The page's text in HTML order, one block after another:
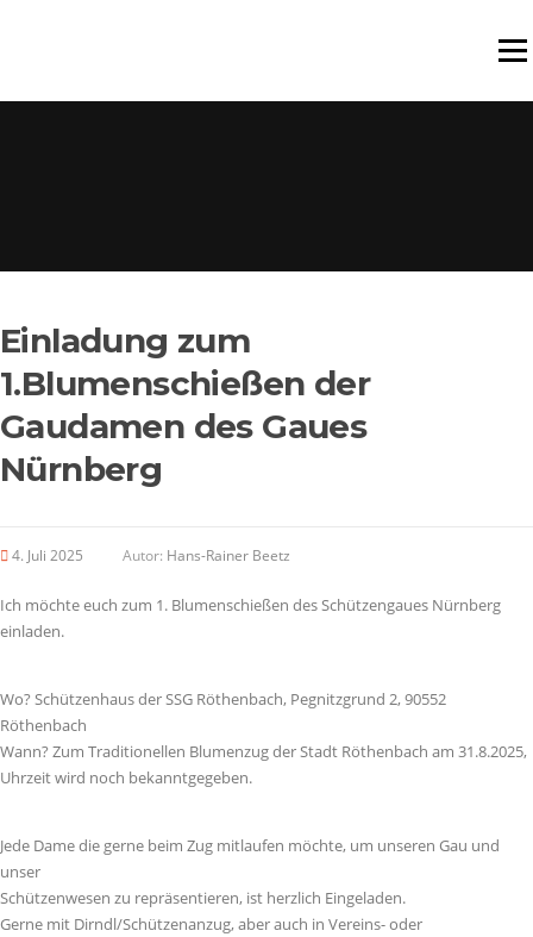
Menü
Einladung zum
1.Blumenschießen der
Gaudamen des Gaues
Nürnberg
4. Juli 2025 Autor: Hans-Rainer Beetz
Ich möchte euch zum 1. Blumenschießen des Schützengaues Nürnberg
einladen.
Wo? Schützenhaus der SSG Röthenbach, Pegnitzgrund 2, 90552
Röthenbach
Wann? Zum Traditionellen Blumenzug der Stadt Röthenbach am 31.8.2025,
Uhrzeit wird noch bekanntgegeben.
Jede Dame die gerne beim Zug mitlaufen möchte, um unseren Gau und
unser
Schützenwesen zu repräsentieren, ist herzlich Eingeladen.
Gerne mit Dirndl/Schützenanzug, aber auch in Vereins- oder